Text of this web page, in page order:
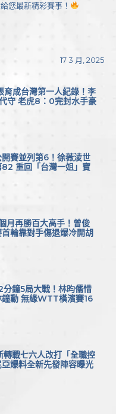
您最新精彩賽事！
17 3 月, 2025
育成台灣第一人紀錄！李
守 老虎8：0完封水手豪
賽並列第6！徐薇淩世
重回「台灣一姐」寶
月再勝百大高手！曾俊
輪靠對手傷退爆冷開胡
分鐘5局大戰！林昀儒惜
鐘勳 無緣WTT橫濱賽16
轉戰七六人改打「全職控
爆料全新先發陣容曝光